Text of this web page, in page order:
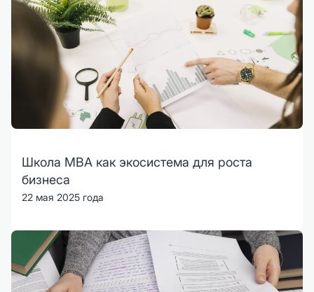
Школа MBA как экосистема для роста
бизнеса
22 мая 2025 года